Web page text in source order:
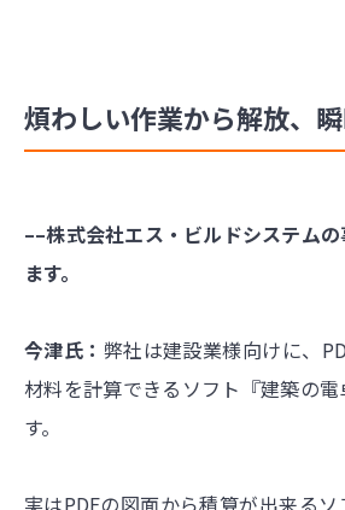
煩わしい作業から解放、
––株式会社エス・ビルドシステム
ます。
今津氏： 弊社は建設業様向けに、
材料を計算できるソフト『建築の
す。